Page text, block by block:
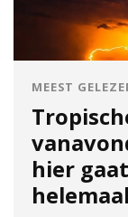
MEEST
hier